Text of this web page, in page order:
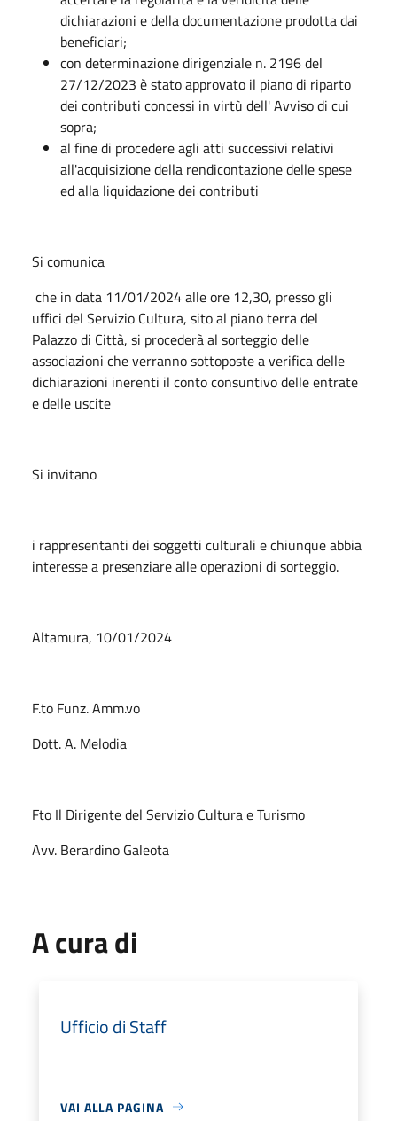
dichiarazioni e della documentazione prodotta dai
beneficiari;
con determinazione dirigenziale n. 2196 del
27/12/2023 è stato approvato il piano di riparto
dei contributi concessi in virtù dell' Avviso di cui
sopra;
al fine di procedere agli atti successivi relativi
all'acquisizione della rendicontazione delle spese
ed alla liquidazione dei contributi
Si comunica
che in data 11/01/2024 alle ore 12,30, presso gli
uffici del Servizio Cultura, sito al piano terra del
Palazzo di Città, si procederà al sorteggio delle
associazioni che verranno sottoposte a verifica delle
dichiarazioni inerenti il conto consuntivo delle entrate
e delle uscite
Si invitano
i rappresentanti dei soggetti culturali e chiunque abbia
interesse a presenziare alle operazioni di sorteggio.
Altamura, 10/01/2024
F.to Funz. Amm.vo
Dott. A. Melodia
Fto Il Dirigente del Servizio Cultura e Turismo
Avv. Berardino Galeota
A cura di
Ufficio di Staff
VAI ALLA PAGINA